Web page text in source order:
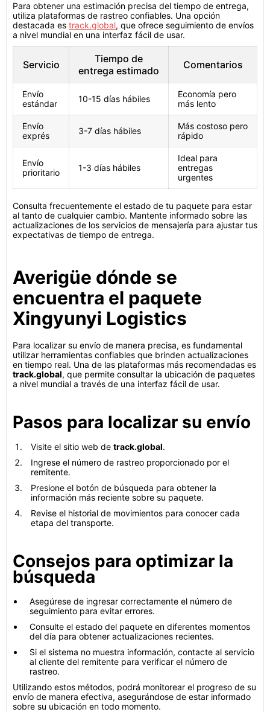
Para obtener una estimación precisa del tiempo de entrega,
utiliza plataformas de rastreo confiables. Una opción
destacada es track.global, que ofrece seguimiento de envíos
a nivel mundial en una interfaz fácil de usar.
Servicio
Tiempo de
entrega estimado
Comentarios
Envío
estándar
10-15 días hábiles
Economía pero
más lento
Envío
exprés
3-7 días hábiles
Más costoso pero
rápido
Envío
prioritario
1-3 días hábiles
Ideal para
entregas
urgentes
Consulta frecuentemente el estado de tu paquete para estar
al tanto de cualquier cambio. Mantente informado sobre las
actualizaciones de los servicios de mensajería para ajustar tus
expectativas de tiempo de entrega.
Averigüe dónde se
encuentra el paquete
Xingyunyi Logistics
Para localizar su envío de manera precisa, es fundamental
utilizar herramientas confiables que brinden actualizaciones
en tiempo real. Una de las plataformas más recomendadas es
track.global, que permite consultar la ubicación de paquetes
a nivel mundial a través de una interfaz fácil de usar.
Pasos para localizar su envío
Visite el sitio web de track.global.
Ingrese el número de rastreo proporcionado por el
remitente.
Presione el botón de búsqueda para obtener la
información más reciente sobre su paquete.
Revise el historial de movimientos para conocer cada
etapa del transporte.
Consejos para optimizar la
búsqueda
Asegúrese de ingresar correctamente el número de
seguimiento para evitar errores.
Consulte el estado del paquete en diferentes momentos
del día para obtener actualizaciones recientes.
Si el sistema no muestra información, contacte al servicio
al cliente del remitente para verificar el número de
rastreo.
Utilizando estos métodos, podrá monitorear el progreso de su
envío de manera efectiva, asegurándose de estar informado
sobre su ubicación en todo momento.